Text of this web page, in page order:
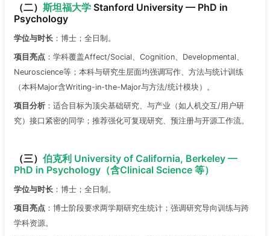
（二） 斯坦福大学 Stanford University — PhD in
Psychology
学位与时长 ：博士；全日制。
项目亮点 ：学科覆盖Affect/Social、Cognition、Developmental、
Neuroscience等；本科与研究生层面均强调写作、方法与统计训练
（本科Major含Writing-in-the-Major与方法/统计模块）。
项目分析 ：适合目标为顶尖基础研究、与产业（如人机交互/用户研
究）接口紧密的同学；推荐强化可复现研究、预注册与开源工作流。
（三） 伯克利 University of California, Berkeley —
PhD in Psychology（含Clinical Science 等）
学位与时长 ：博士；全日制。
项目亮点 ：博士阶段要求两学期研究生统计；强调研究导向训练与跨
学科资源。